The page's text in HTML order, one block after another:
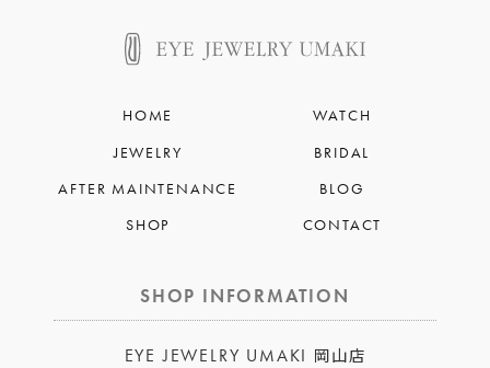
HOME
WATCH
JEWELRY
BRIDAL
AFTER MAINTENANCE
BLOG
SHOP
CONTACT
SHOP INFORMATION
EYE JEWELRY UMAKI 岡山店